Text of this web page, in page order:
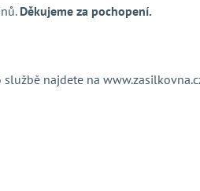
Děkujeme za pochopení.
najdete na